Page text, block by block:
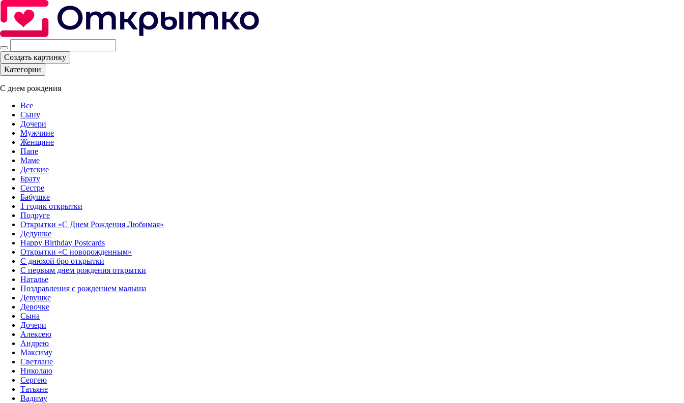
Создать картинку
Категории
С днем рождения
Все
Сыну
Дочери
Мужчине
Женщине
Папе
Маме
Детские
Брату
Сестре
Бабушке
1 годик открытки
Подруге
Открытки «С Днем Рождения Любимая»‎
Дедушке
Happy Birthday Postcards
Открытки «‎С новорожденным»
С днюхой бро открытки
С первым днем рождения открытки
Наталье
Поздравления с рождением малыша
Девушке
Девочке
Сына
Дочери
Алексею
Андрею
Максиму
Светлане
Николаю
Сергею
Татьяне
Вадиму